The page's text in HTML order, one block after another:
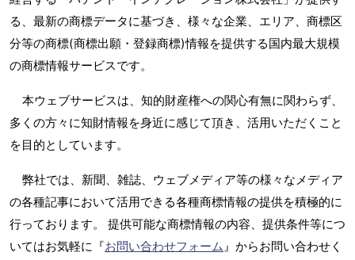
る、最新の商標データに基づき、様々な企業、エリア、商標区
分等の商標(商標出願・登録商標)情報を提供する国内最大規模
の商標情報サービスです。
本ウェブサービスは、知的財産権への関心有無に関わらず、
多くの方々に知財情報を身近に感じて頂き、活用いただくこと
を目的としています。
弊社では、新聞、雑誌、ウェブメディア等の様々なメディア
の各種記事において活用できる各種商標情報の提供を積極的に
行っております。 提供可能な商標情報の内容、提供条件等につ
いてはお気軽に『お問い合わせフォーム』からお問い合わせく